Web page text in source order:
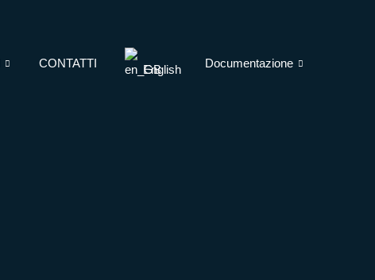
CONTATTI English Documentazione